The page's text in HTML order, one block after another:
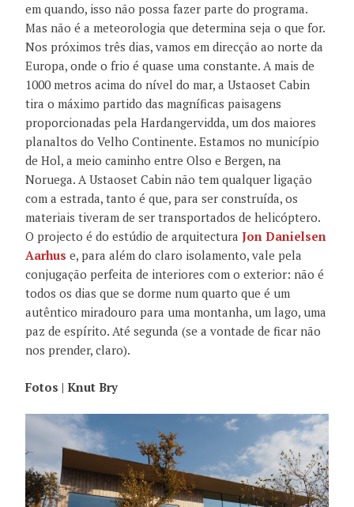
em quando, isso não possa fazer parte do programa.
Mas não é a meteorologia que determina seja o que for.
Nos próximos três dias, vamos em direcção ao norte da
Europa, onde o frio é quase uma constante. A mais de
1000 metros acima do nível do mar, a Ustaoset Cabin
tira o máximo partido das magníficas paisagens
proporcionadas pela Hardangervidda, um dos maiores
planaltos do Velho Continente. Estamos no município
de Hol, a meio caminho entre Olso e Bergen, na
Noruega. A Ustaoset Cabin não tem qualquer ligação
com a estrada, tanto é que, para ser construída, os
materiais tiveram de ser transportados de helicóptero.
O projecto é do estúdio de arquitectura Jon Danielsen
Aarhus e, para além do claro isolamento, vale pela
conjugação perfeita de interiores com o exterior: não é
todos os dias que se dorme num quarto que é um
autêntico miradouro para uma montanha, um lago, uma
paz de espírito. Até segunda (se a vontade de ficar não
nos prender, claro).
Fotos | Knut Bry